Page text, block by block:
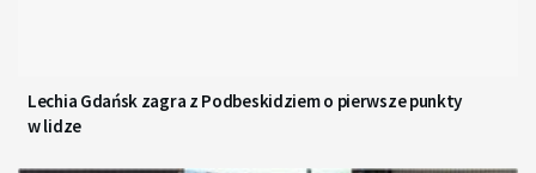
Lechia Gdańsk zagra z Podbeskidziem o pierwsze punkty
w lidze